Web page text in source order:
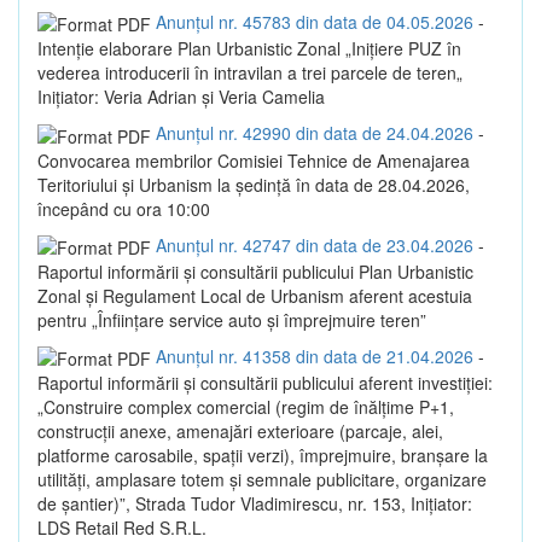
Anunțul nr. 45783 din data de 04.05.2026 -
Intenție elaborare Plan Urbanistic Zonal „Inițiere PUZ în
vederea introducerii în intravilan a trei parcele de teren„
Inițiator: Veria Adrian și Veria Camelia
Anunțul nr. 42990 din data de 24.04.2026 -
Convocarea membrilor Comisiei Tehnice de Amenajarea
Teritoriului și Urbanism la ședință în data de 28.04.2026,
începând cu ora 10:00
Anunțul nr. 42747 din data de 23.04.2026 -
Raportul informării și consultării publicului Plan Urbanistic
Zonal și Regulament Local de Urbanism aferent acestuia
pentru „Înființare service auto și împrejmuire teren”
Anunțul nr. 41358 din data de 21.04.2026 -
Raportul informării și consultării publicului aferent investiției:
„Construire complex comercial (regim de înălțime P+1,
construcții anexe, amenajări exterioare (parcaje, alei,
platforme carosabile, spații verzi), împrejmuire, branșare la
utilități, amplasare totem și semnale publicitare, organizare
de șantier)”, Strada Tudor Vladimirescu, nr. 153, Inițiator:
LDS Retail Red S.R.L.